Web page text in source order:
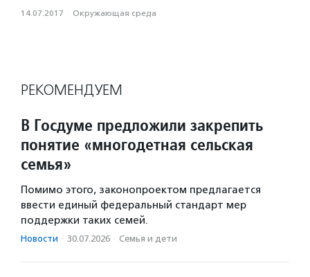
14.07.2017 · Окружающая среда
РЕКОМЕНДУЕМ
В Госдуме предложили закрепить
понятие «многодетная сельская
семья»
Помимо этого, законопроектом предлагается
ввести единый федеральный стандарт мер
поддержки таких семей.
Новости · 30.07.2026 · Семья и дети